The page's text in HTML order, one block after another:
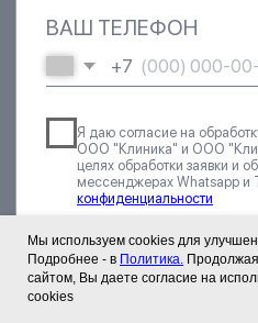
Мы используем cookies для
Подробнее - в Политика.
сайтом, Вы даете согласие на
cookies